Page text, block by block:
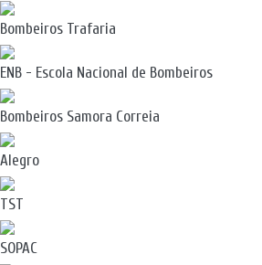
Bombeiros Trafaria
ENB - Escola Nacional de Bombeiros
Bombeiros Samora Correia
Alegro
TST
SOPAC